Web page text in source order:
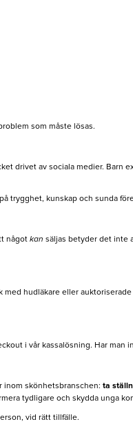
som måste lösas.
drivet av sociala medier.
trygghet, kunskap och sunda
något kan säljas betyder det inte
hudläkare eller
i vår kassalösning. Har
inom skönhetsbranschen: ta
tydligare och skydda unga
vid rätt tillfälle.